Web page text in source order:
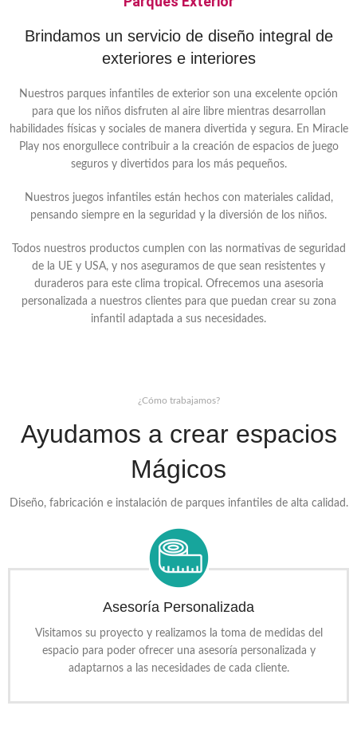
Brindamos un servicio de diseño integral de
exteriores e interiores
Nuestros parques infantiles de exterior son una excelente opción
para que los niños disfruten al aire libre mientras desarrollan
habilidades físicas y sociales de manera divertida y segura. En Miracle
Play nos enorgullece contribuir a la creación de espacios de juego
seguros y divertidos para los más pequeños.
Nuestros juegos infantiles están hechos con materiales calidad,
pensando siempre en la seguridad y la diversión de los niños.
Todos nuestros productos cumplen con las normativas de seguridad
de la UE y USA, y nos aseguramos de que sean resistentes y
duraderos para este clima tropical. Ofrecemos una asesoria
personalizada a nuestros clientes para que puedan crear su zona
infantil adaptada a sus necesidades.
¿Cómo trabajamos?
Ayudamos a crear espacios
Mágicos
Diseño, fabricación e instalación de parques infantiles de alta calidad.
Asesoría Personalizada
Visitamos su proyecto y realizamos la toma de medidas del
espacio para poder ofrecer una asesoría personalizada y
adaptarnos a las necesidades de cada cliente.